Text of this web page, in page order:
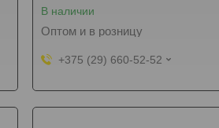
В наличии
Оптом и в розницу
+375 (29) 660-52-52